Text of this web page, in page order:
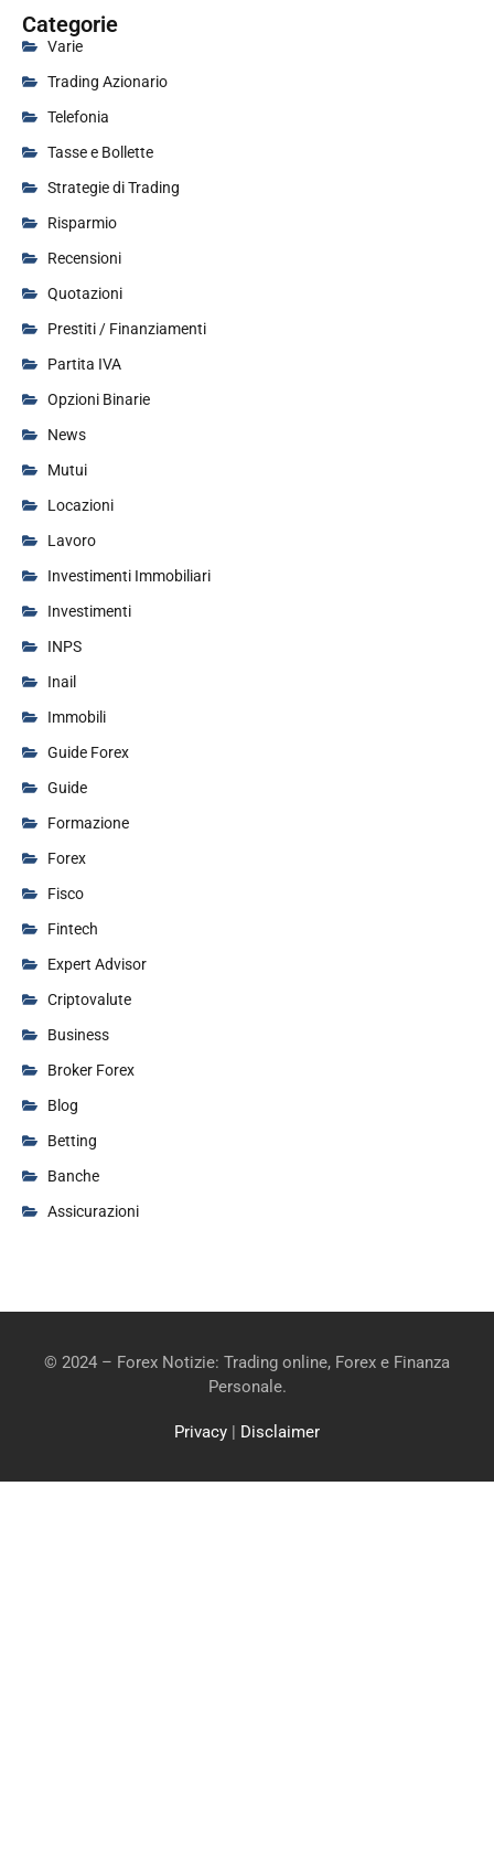
Categorie
Varie
Trading Azionario
Telefonia
Tasse e Bollette
Strategie di Trading
Risparmio
Recensioni
Quotazioni
Prestiti / Finanziamenti
Partita IVA
Opzioni Binarie
News
Mutui
Locazioni
Lavoro
Investimenti Immobiliari
Investimenti
INPS
Inail
Immobili
Guide Forex
Guide
Formazione
Forex
Fisco
Fintech
Expert Advisor
Criptovalute
Business
Broker Forex
Blog
Betting
Banche
Assicurazioni
© 2024 – Forex Notizie: Trading online, Forex e Finanza
Personale.
Privacy | Disclaimer